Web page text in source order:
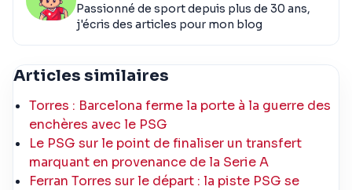
Passionné de sport depuis plus de 30 ans,
j'écris des articles pour mon blog
Articles similaires
Torres : Barcelona ferme la porte à la guerre des
enchères avec le PSG
Le PSG sur le point de finaliser un transfert
marquant en provenance de la Serie A
Ferran Torres sur le départ : la piste PSG se